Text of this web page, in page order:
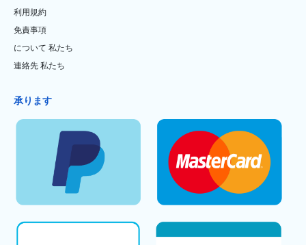
利用規約
免責事項
について 私たち
連絡先 私たち
承ります